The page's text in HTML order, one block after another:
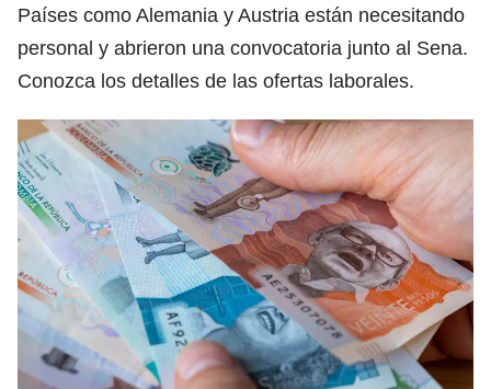
Países como Alemania y Austria están necesitando
personal y abrieron una convocatoria junto al Sena.
Conozca los detalles de las ofertas laborales.